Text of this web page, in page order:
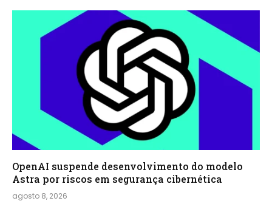
OpenAI suspende desenvolvimento do modelo
Astra por riscos em segurança cibernética
agosto 8, 2026